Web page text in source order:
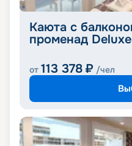
Каюта с
променад
от 113 378 ₽ /чел